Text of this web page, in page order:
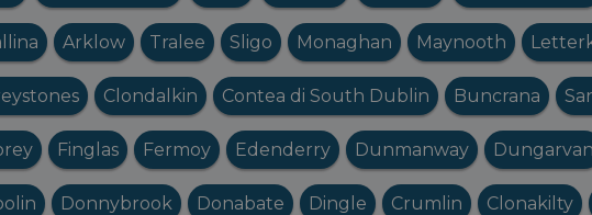
Arklow Tralee Sligo Monaghan Maynooth
Clondalkin Contea di South Dublin Buncrana
Finglas Fermoy Edenderry Dunmanway Dungarvan
Donnybrook Donabate Dingle Crumlin Clonakilty